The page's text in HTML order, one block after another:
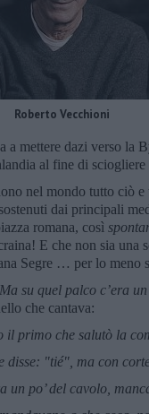
Roberto Vecchioni
a mettere dazi verso la
al fine di
nel mondo tutto ciò
dai principali
romana, così
E che non sia una
Segre … per lo meno
Ma su quel palco c’era
che cantava:
il primo che salutò la
disse: "tié", ma con
un po’ del cavolo,